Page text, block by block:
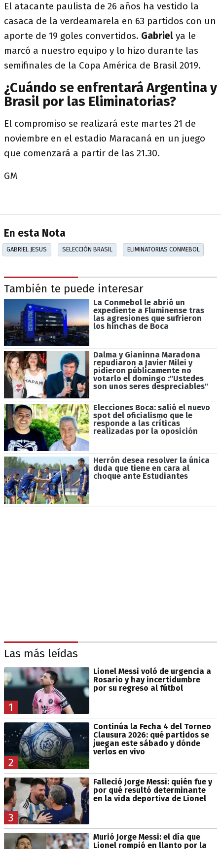
El atacante paulista de 26 años ha vestido la
casaca de la verdeamarela en 63 partidos con un
aporte de 19 goles convertidos. Gabriel ya le
marcó a nuestro equipo y lo hizo durante las
semifinales de la Copa América de Brasil 2019.
¿Cuándo se enfrentará Argentina y
Brasil por las Eliminatorias?
El compromiso se realizará este martes 21 de
noviembre en el estadio Maracaná en un juego
que comenzará a partir de las 21.30.
GM
En esta Nota
GABRIEL JESUS SELECCIÓN BRASIL ELIMINATORIAS CONMEBOL
También te puede interesar
La Conmebol le abrió un
expediente a Fluminense tras
las agresiones que sufrieron
los hinchas de Boca
Dalma y Gianinna Maradona
repudiaron a Javier Milei y
pidieron públicamente no
votarlo el domingo :"Ustedes
son unos seres despreciables"
Elecciones Boca: salió el nuevo
spot del oficialismo que le
responde a las críticas
realizadas por la oposición
Herrón desea resolver la única
duda que tiene en cara al
choque ante Estudiantes
Las más leídas
1
Lionel Messi voló de urgencia a
Rosario y hay incertidumbre
por su regreso al fútbol
2
Continúa la Fecha 4 del Torneo
Clausura 2026: qué partidos se
juegan este sábado y dónde
verlos en vivo
3
Falleció Jorge Messi: quién fue y
por qué resultó determinante
en la vida deportiva de Lionel
Murió Jorge Messi: el día que
Lionel rompió en llanto por la